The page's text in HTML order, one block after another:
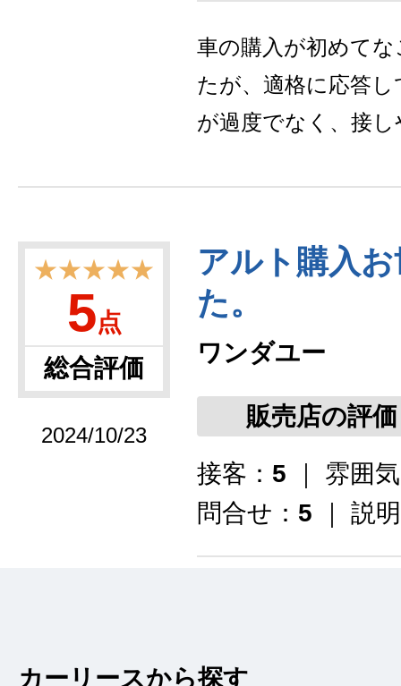
車の購入が初めて
たが、適格に応答
が過度でなく、接
★★★★★
5点
総合評価
2024/10/23
アルト購入
た。
ワンダユー
販売店の評価
接客： 5 ｜ 雰囲
問合せ： 5 ｜ 説
置付きの状態良好
カーリースから探す